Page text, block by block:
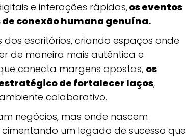
e interações rápidas,os eventos
conexão humana genuína.
escritórios, criando espaços onde
de maneira mais autêntica e
conecta margens opostas, os
de fortalecer laços,
colaborativo.
negócios, mas onde nascem
um legado de sucesso que